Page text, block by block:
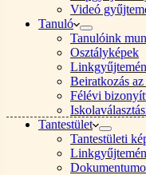
Videó
Tanuló
Tanulóink
Osztályképek
Beiratkozás
Félévi
Tantestület
Tantestületi